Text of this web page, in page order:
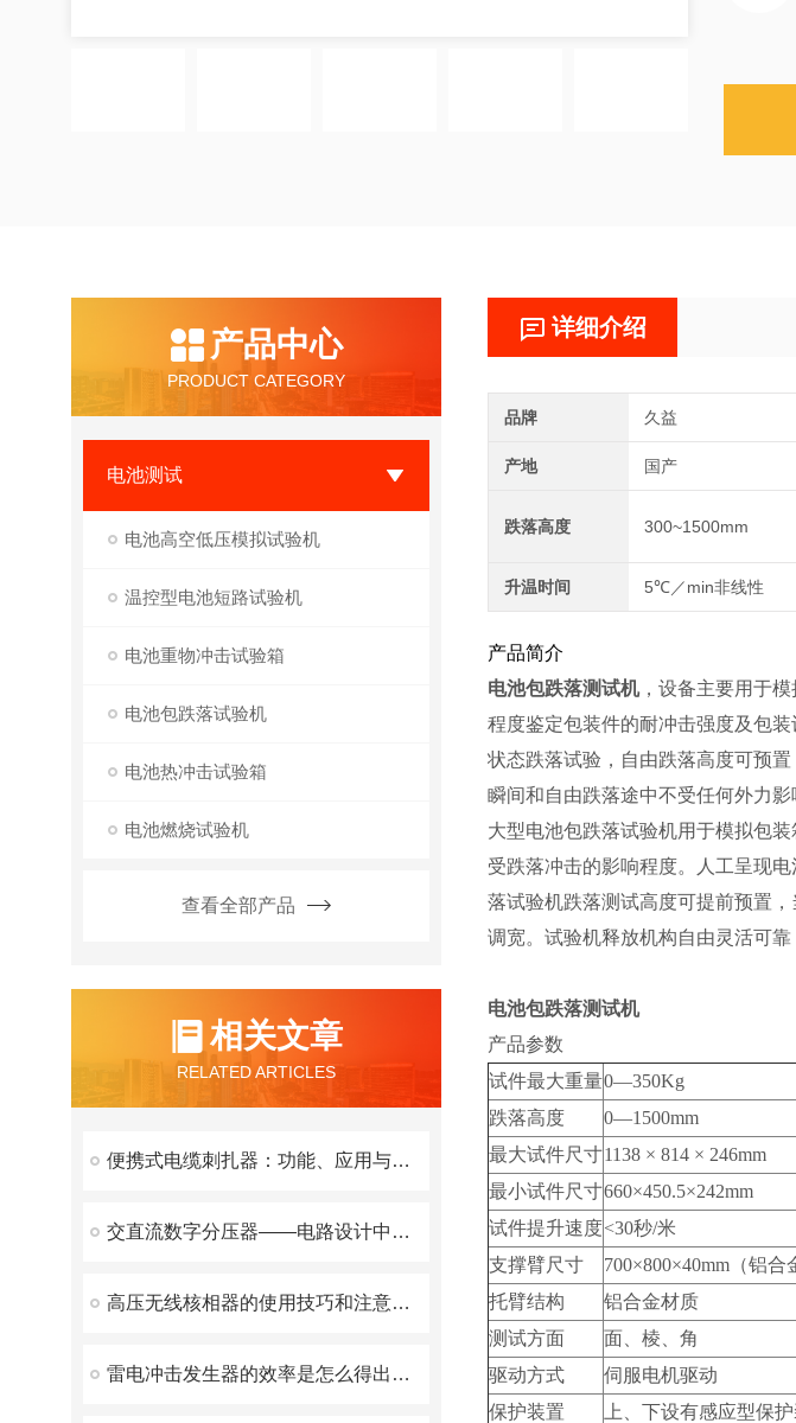
产品中心
PRODUCT CATEGORY
电池测试
电池高空低压模拟试验机
温控型电池短路试验机
电池重物冲击试验箱
电池包跌落试验机
电池热冲击试验箱
电池燃烧试验机
查看全部产品
相关文章
RELATED ARTICLES
便携式电缆刺扎器：功能、应用与优势
交直流数字分压器——电路设计中的重要工具
高压无线核相器的使用技巧和注意事项
雷电冲击发生器的效率是怎么得出的？
详细介绍
品牌 久益
产地 国产
跌落高度 300~1500mm
升温时间 5℃／min非线性
产品简介
电池包跌落测试机，设备主要用于
程度鉴定包装件的耐冲击强度及包
状态跌落试验，自由跌落高度可预
瞬间和自由跌落途中不受任何外力
大型电池包跌落试验机用于模拟包
受跌落冲击的影响程度。人工呈现
落试验机跌落测试高度可提前预置
调宽。试验机释放机构自由灵活可
电池包跌落测试机
产品参数
试件最大重量0—350Kg
跌落高度
0—1500mm
最大试件尺寸1138 × 814 × 246mm
最小试件尺寸660×450.5×242mm
试件提升速度<30秒/米
支撑臂尺寸
700×800×40mm（铝合
托臂结构
铝合金材质
测试方面
面、棱、角
驱动方式
伺服电机驱动
保护装置
上、下设有感应型保